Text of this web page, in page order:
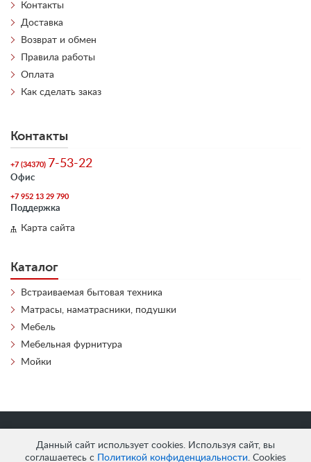
Данный сайт использует cookies. Используя сайт, вы
соглашаетесь с
Политикой конфиденциальности. Cookies
Контакты
Доставка
Возврат и обмен
Правила работы
Оплата
Как сделать заказ
Контакты
+7 (34370) 7-53-22
Офис
+7 952 13 29 790
Поддержка
Карта сайта
Каталог
Встраиваемая бытовая техника
Матрасы, наматрасники, подушки
Мебель
Мебельная фурнитура
Мойки